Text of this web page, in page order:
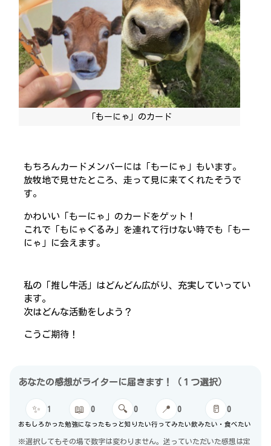
「もーにゃ」のカード
もちろんカードメンバーには「もーにゃ」もいます。
放牧地で見せたところ、走って見に来てくれたそうで
す。
かわいい「もーにゃ」のカードをゲット！
これで「もにゃぐるみ」を連れて行けない時でも「もー
にゃ」に会えます。
私の「推し牛活」はどんどん広がり、充実していってい
ます。
次はどんな活動をしよう？
こうご期待！
あなたの感想がライターに届きます！（１つ選択）
✨ 1
おもしろかった
📖 0
勉強になった
🔍 0
もっと知りたい
📍 0
行ってみたい
🥛 0
飲みたい・食べたい
※選択してもその場で数字は変わりません。送っていただいた感想は定